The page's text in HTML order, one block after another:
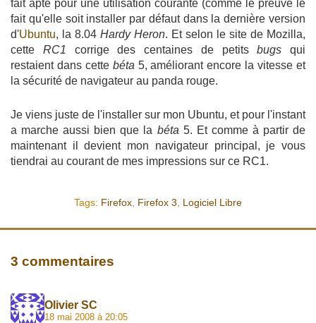
fait apte pour une utilisation courante (comme le preuve le
fait qu'elle soit installer par défaut dans la dernière version
d'Ubuntu, la 8.04 Hardy Heron. Et selon le site de Mozilla,
cette RC1 corrige des centaines de petitsbugs qui
restaient dans cette béta 5, améliorant encore la vitesse et
la sécurité de navigateur au panda rouge.
Je viens juste de l'installer sur mon Ubuntu, et pour l'instant
a marche aussi bien que la béta 5. Et comme à partir de
maintenant il devient mon navigateur principal, je vous
tiendrai au courant de mes impressions sur ce RC1.
Tags: Firefox Firefox 3 Logiciel Libre
3 commentaires
Olivier SC
18 mai 2008 à 20:05